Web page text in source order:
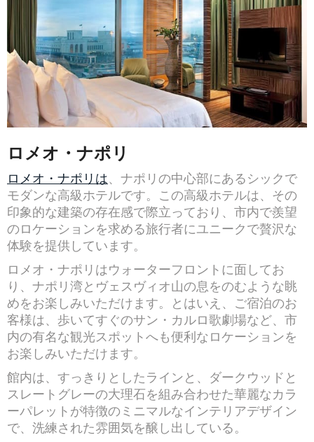
ロメオ・ナポリ
ロメオ・ナポリは、ナポリの中心部にあるシックで
モダンな高級ホテルです。この高級ホテルは、その
印象的な建築の存在感で際立っており、市内で羨望
のロケーションを求める旅行者にユニークで贅沢な
体験を提供しています。
ロメオ・ナポリはウォーターフロントに面してお
り、ナポリ湾とヴェスヴィオ山の息をのむような眺
めをお楽しみいただけます。とはいえ、ご宿泊のお
客様は、歩いてすぐのサン・カルロ歌劇場など、市
内の有名な観光スポットへも便利なロケーションを
お楽しみいただけます。
館内は、すっきりとしたラインと、ダークウッドと
スレートグレーの大理石を組み合わせた華麗なカラ
ーパレットが特徴のミニマルなインテリアデザイン
で、洗練された雰囲気を醸し出している。